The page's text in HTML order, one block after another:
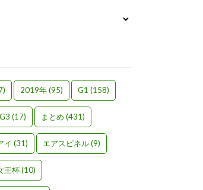
2019年(95) G1 (158)
G3 (17) まとめ (431)
イ (31) エアスピネル(9)
王杯(10)